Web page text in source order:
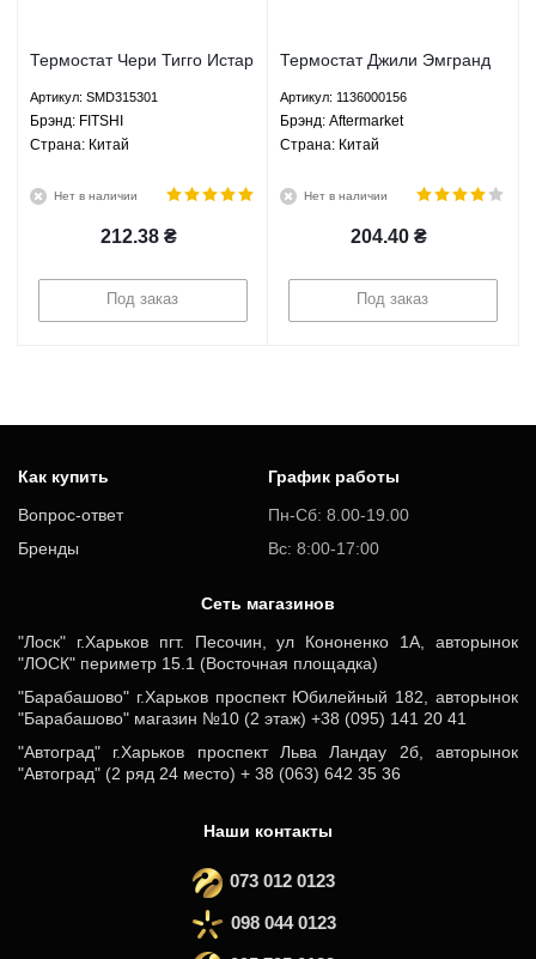
Термостат Чери Тигго Истар
Вол Хавал Н6 FITSHI
SMD315301
Артикул: SMD315301
Брэнд: FITSHI
Страна: Китай
Нет в наличии
212.38 ₴
Под заказ
Термостат Джили Эмгранд
Лифан Х60 Aftermarket
1136000156
Артикул: 1136000156
Брэнд: Aftermarket
Страна: Китай
Нет в наличии
204.40 ₴
Под заказ
Как купить
Вопрос-ответ
Бренды
График работы
Пн-Сб: 8.00-19.00
Вс: 8:00-17:00
Cеть магазинов
"Лоск" г.Харьков пгт. Песочин, ул Кононенко 1А, авторынок
"ЛОСК" периметр 15.1 (Восточная площадка)
"Барабашово" г.Харьков проспект Юбилейный 182, авторынок
"Барабашово" магазин №10 (2 этаж) +38 (095) 141 20 41
"Автоград" г.Харьков проспект Льва Ландау 2б, авторынок
"Автоград" (2 ряд 24 место) + 38 (063) 642 35 36
Наши контакты
073 012 0123
098 044 0123